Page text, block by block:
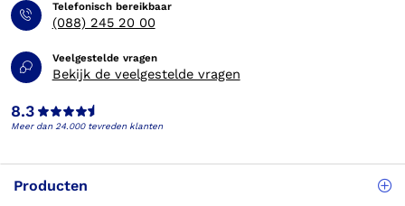
Telefonisch bereikbaar
(088) 245 20 00
Veelgestelde vragen
Bekijk de veelgestelde vragen
8.3
Meer dan 24.000 tevreden klanten
Producten